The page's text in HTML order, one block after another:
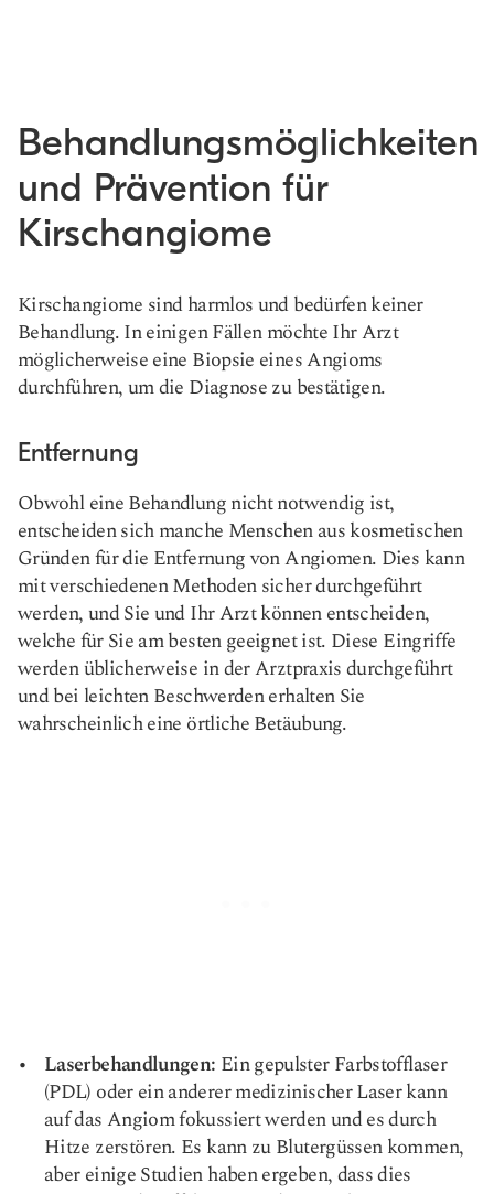
Behandlungsmöglichkeiten
und Prävention für
Kirschangiome
Kirschangiome sind harmlos und bedürfen keiner
Behandlung. In einigen Fällen möchte Ihr Arzt
möglicherweise eine Biopsie eines Angioms
durchführen, um die Diagnose zu bestätigen.
Entfernung
Obwohl eine Behandlung nicht notwendig ist,
entscheiden sich manche Menschen aus kosmetischen
Gründen für die Entfernung von Angiomen. Dies kann
mit verschiedenen Methoden sicher durchgeführt
werden, und Sie und Ihr Arzt können entscheiden,
welche für Sie am besten geeignet ist. Diese Eingriffe
werden üblicherweise in der Arztpraxis durchgeführt
und bei leichten Beschwerden erhalten Sie
wahrscheinlich eine örtliche Betäubung.
Laserbehandlungen: Ein gepulster Farbstofflaser
(PDL) oder ein anderer medizinischer Laser kann
auf das Angiom fokussiert werden und es durch
Hitze zerstören. Es kann zu Blutergüssen kommen,
aber einige Studien haben ergeben, dass dies